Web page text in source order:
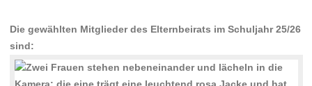
Die gewählten Mitglieder des Elternbeirats im Schuljahr 25/26
sind: